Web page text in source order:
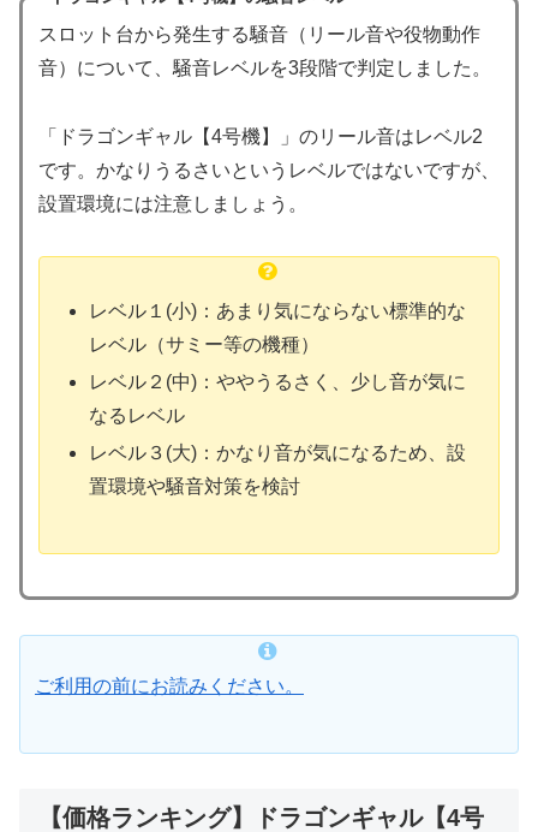
スロット台から発生する騒音（リール音や役物動作
音）について、騒音レベルを3段階で判定しました。
「ドラゴンギャル【4号機】」のリール音はレベル2
です。かなりうるさいというレベルではないですが、
設置環境には注意しましょう。
レベル１(小)：あまり気にならない標準的な
レベル（サミー等の機種）
レベル２(中)：ややうるさく、少し音が気に
なるレベル
レベル３(大)：かなり音が気になるため、設
置環境や騒音対策を検討
ご利用の前にお読みください。
【価格ランキング】ドラゴンギャル【4号